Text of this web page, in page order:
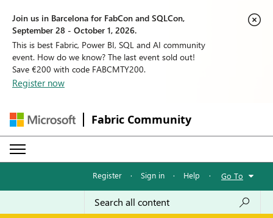
Join us in Barcelona for FabCon and SQLCon,
September 28 - October 1, 2026.
This is best Fabric, Power BI, SQL and AI community
event. How do we know? The last event sold out!
Save €200 with code FABCMTY200.
Register now
Fabric Community
Register · Sign in · Help · Go To